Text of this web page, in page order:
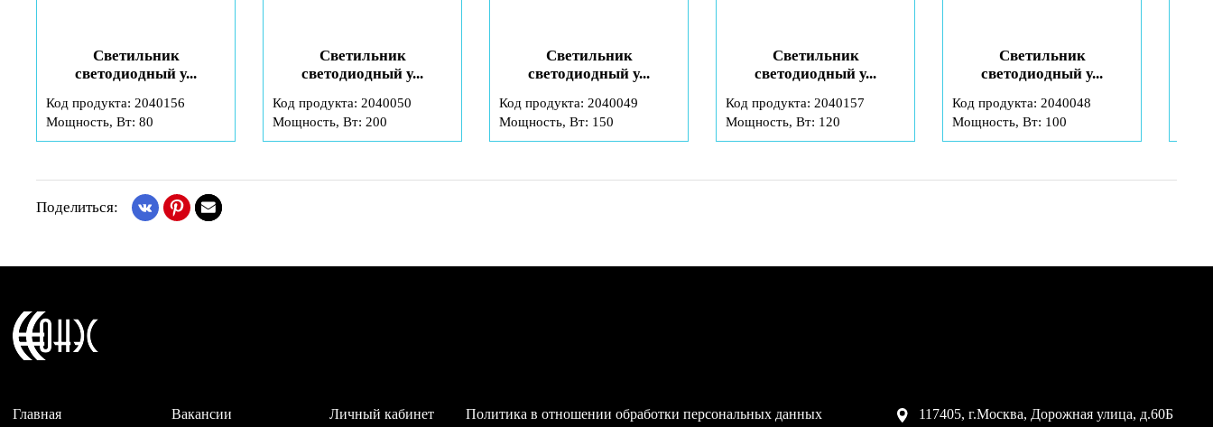
Светильник
светодиодный у...
Код продукта: 2040156
Мощность, Вт: 80
Светильник
светодиодный у...
Код продукта: 2040050
Мощность, Вт: 200
Светильник
светодиодный у...
Код продукта: 2040049
Мощность, Вт: 150
Светильник
светодиодный у...
Код продукта: 2040157
Мощность, Вт: 120
Светильник
светодиодный у...
Код продукта: 2040048
Мощность, Вт: 100
Поделиться:
Главная Вакансии Личный кабинет Политика в отношении обработки персональных данных 117405, г.Москва, Дорожная улица, д.60Б